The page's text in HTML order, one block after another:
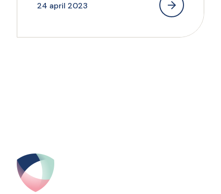
24 april 2023